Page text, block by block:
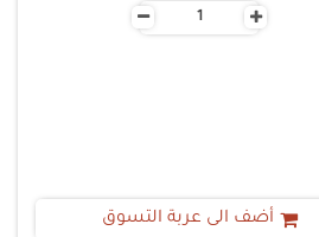
- +
أضف الى عربة التسوق